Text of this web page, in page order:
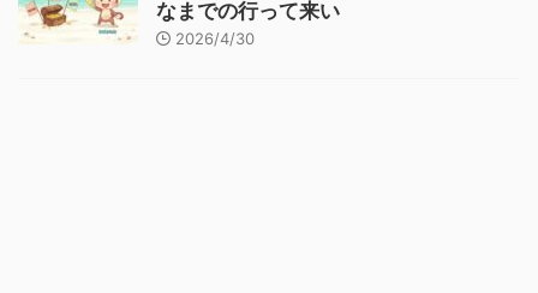
なまでの行って来い
2026/4/30